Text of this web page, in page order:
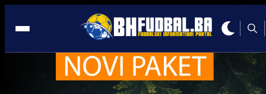
Saudijska Arabija